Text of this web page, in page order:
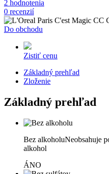
2 hodnotenia
0 recenzií
Do obchodu
Zistiť cenu
Základný prehľad
Zloženie
Základný prehľad
Bez alkoholuNeobsahuje
alkohol
ÁNO